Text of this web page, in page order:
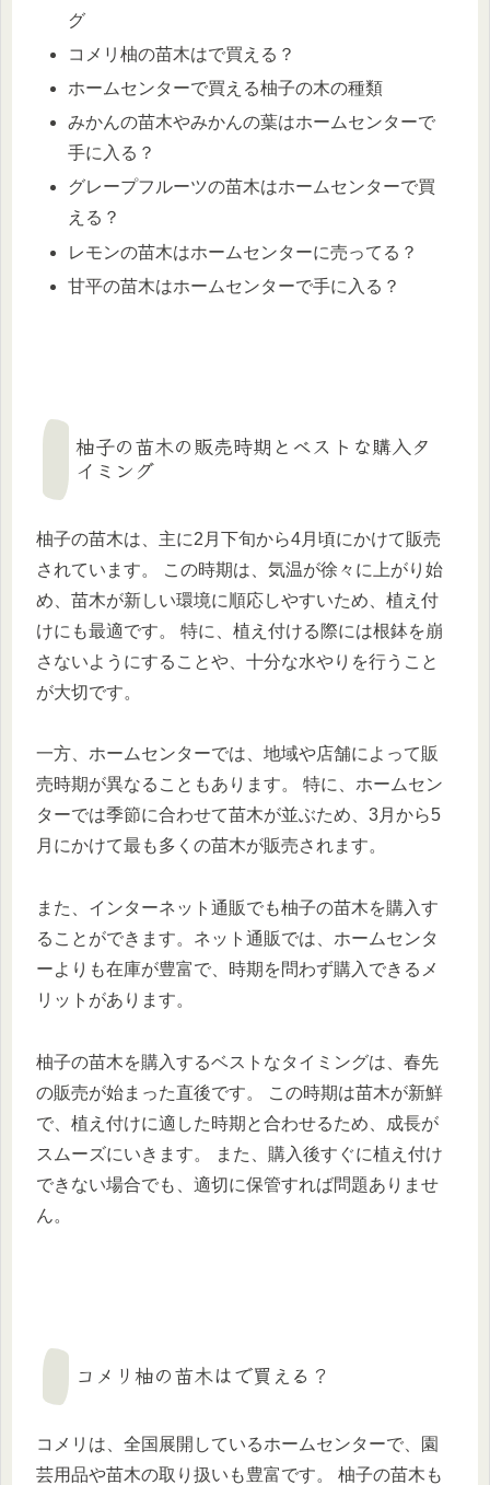
グ
コメリ柚の苗木はで買える？
ホームセンターで買える柚子の木の種類
みかんの苗木やみかんの葉はホームセンターで
手に入る？
グレープフルーツの苗木はホームセンターで買
える？
レモンの苗木はホームセンターに売ってる？
甘平の苗木はホームセンターで手に入る？
柚子の苗木の販売時期とベストな購入タ
イミング
柚子の苗木は、主に2月下旬から4月頃にかけて販売
されています。 この時期は、気温が徐々に上がり始
め、苗木が新しい環境に順応しやすいため、植え付
けにも最適です。 特に、植え付ける際には根鉢を崩
さないようにすることや、十分な水やりを行うこと
が大切です。
一方、ホームセンターでは、地域や店舗によって販
売時期が異なることもあります。 特に、ホームセン
ターでは季節に合わせて苗木が並ぶため、3月から5
月にかけて最も多くの苗木が販売されます。
また、インターネット通販でも柚子の苗木を購入す
ることができます。ネット通販では、ホームセンタ
ーよりも在庫が豊富で、時期を問わず購入できるメ
リットがあります。
柚子の苗木を購入するベストなタイミングは、春先
の販売が始まった直後です。 この時期は苗木が新鮮
で、植え付けに適した時期と合わせるため、成長が
スムーズにいきます。 また、購入後すぐに植え付け
できない場合でも、適切に保管すれば問題ありませ
ん。
コメリ柚の苗木はで買える？
コメリは、全国展開しているホームセンターで、園
芸用品や苗木の取り扱いも豊富です。 柚子の苗木も